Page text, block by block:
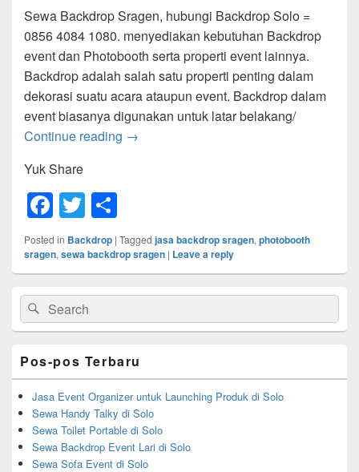
Sewa Backdrop Sragen, hubungi Backdrop Solo =
0856 4084 1080. menyediakan kebutuhan Backdrop
event dan Photobooth serta properti event lainnya.
Backdrop adalah salah satu properti penting dalam
dekorasi suatu acara ataupun event. Backdrop dalam
event biasanya digunakan untuk latar belakang/
Continue reading Backdrop Sragen
→
Yuk Share
F
a
c
e
b
o
o
k
T
wi
tt
er
h
ar
e
Posted in Backdrop | Tagged jasa backdrop sragen, photobooth
sragen, sewa backdrop sragen | Leave a reply
Primary
Sidebar
Widget
Area
Search
for:
Search
Pos-pos Terbaru
Jasa Event Organizer untuk Launching Produk di Solo
Sewa Handy Talky di Solo
Sewa Toilet Portable di Solo
Sewa Backdrop Event Lari di Solo
Sewa Sofa Event di Solo